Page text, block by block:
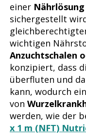
einer
sichergestellt
wichtigen
Anzuchtschalen
konzipiert, dass
überfluten und
kann, wodurch
von
werden, wie der
x 1 m (NFT)